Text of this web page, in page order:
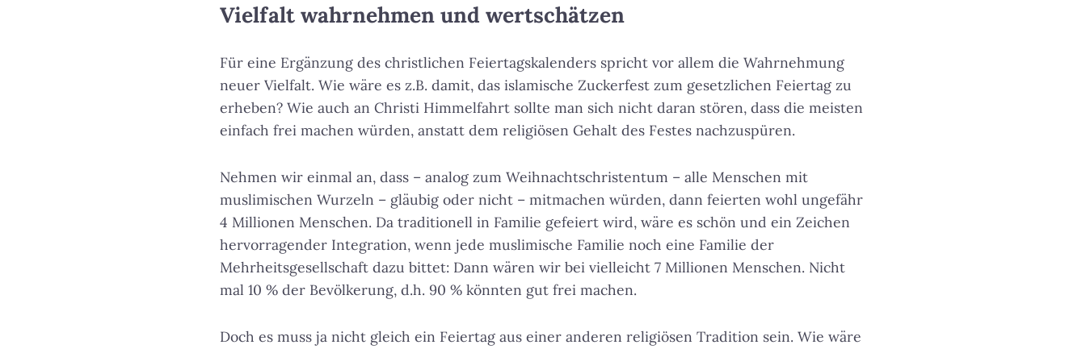
Vielfalt wahrnehmen und wertschätzen
Für eine Ergänzung des christlichen Feiertagskalenders spricht vor allem die Wahrnehmung
neuer Vielfalt. Wie wäre es z.B. damit, das islamische Zuckerfest zum gesetzlichen Feiertag zu
erheben? Wie auch an Christi Himmelfahrt sollte man sich nicht daran stören, dass die meisten
einfach frei machen würden, anstatt dem religiösen Gehalt des Festes nachzuspüren.
Nehmen wir einmal an, dass – analog zum Weihnachtschristentum – alle Menschen mit
muslimischen Wurzeln – gläubig oder nicht – mitmachen würden, dann feierten wohl ungefähr
4 Millionen Menschen. Da traditionell in Familie gefeiert wird, wäre es schön und ein Zeichen
hervorragender Integration, wenn jede muslimische Familie noch eine Familie der
Mehrheitsgesellschaft dazu bittet: Dann wären wir bei vielleicht 7 Millionen Menschen. Nicht
mal 10 % der Bevölkerung, d.h. 90 % könnten gut frei machen.
Doch es muss ja nicht gleich ein Feiertag aus einer anderen religiösen Tradition sein. Wie wäre